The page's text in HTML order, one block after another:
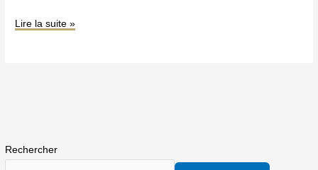
Rechercher
Lire la suite »